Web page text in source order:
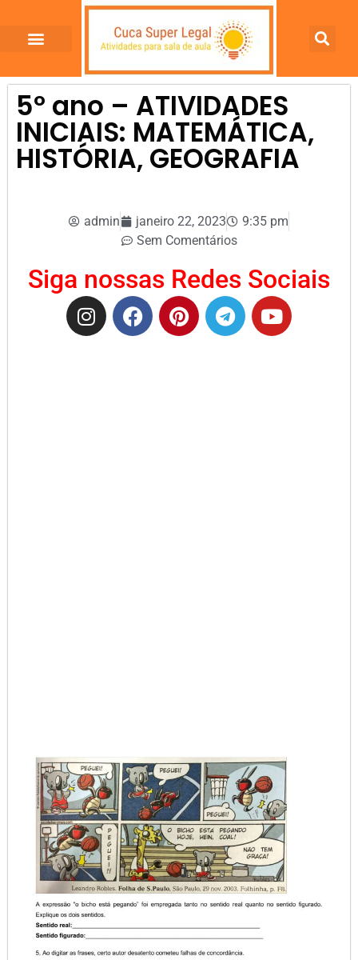
5º ano – ATIVIDADES
INICIAIS: MATEMÁTICA,
HISTÓRIA, GEOGRAFIA
admin janeiro 22, 2023
9:35 pm
Sem Comentários
Siga nossas Redes Sociais